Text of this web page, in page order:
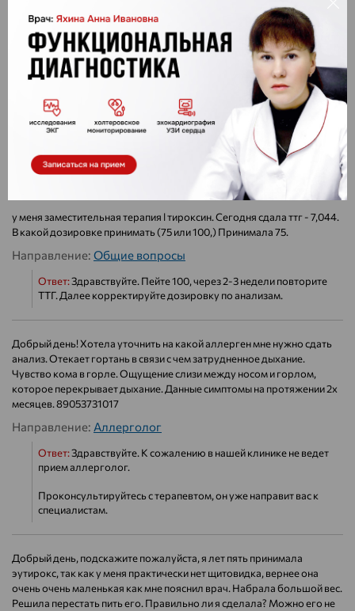
Направление:УЗИ
Ответ:Запись на УЗИ по тел 358-358, 760-003.
ТТГ 5.210 можно ли забеременеть с такими анализами ? То что
повышенный ттг
Направление:Гинеколог
Ответ:Здравствуйте. Для планирования беременности ТТГ
должен быть 2,0-2,5. Проконсультируйтесь у эндокринолога.
у меня заместительная терапия l тироксин. Сегодня сдала ттг - 7,044.
В какой дозировке принимать (75 или 100,) Принимала 75.
Направление: Общие вопросы
Ответ:Здравствуйте. Пейте 100, через 2-3 недели повторите
ТТГ. Далее корректируйте дозировку по анализам.
Добрый день! Хотела уточнить на какой аллерген мне нужно сдать
анализ. Отекает гортань в связи с чем затрудненное дыхание.
Чувство кома в горле. Ощущение слизи между носом и горлом,
которое перекрывает дыхание. Данные симптомы на протяжении 2х
месяцев. 89053731017
Направление: Аллерголог
Ответ:Здравствуйте. К сожалению в нашей клинике не ведет
прием аллерголог.
Проконсультируйтесь с терапевтом, он уже направит вас к
специалистам.
Добрый день, подскажите пожалуйста, я лет пять принимала
эутирокс, так как у меня практически нет щитовидка, вернее она
очень очень маленькая как мне пояснил врач. Набрала большой вес.
Решила перестать пить его. Правильно ли я сделала? Можно его не